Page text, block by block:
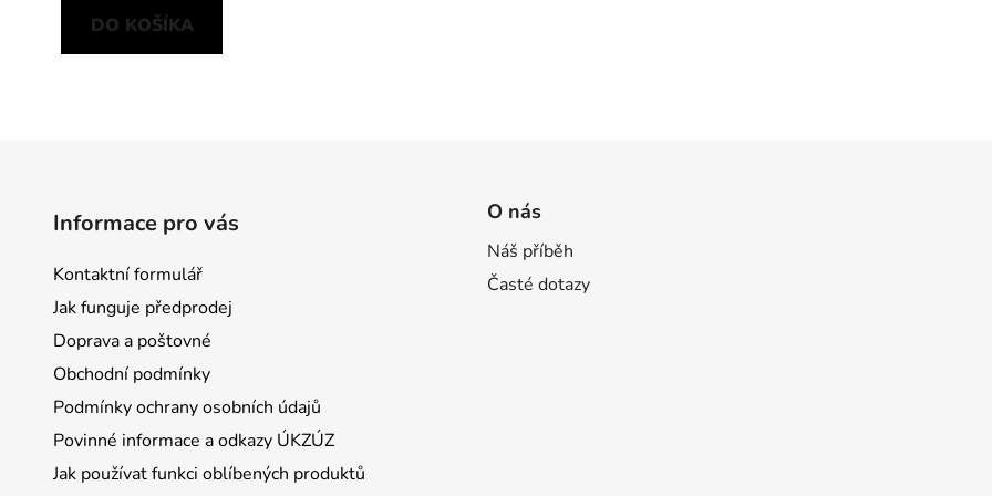
DO KOŠÍKA
Informace pro vás
Kontaktní formulář
Jak funguje předprodej
Doprava a poštovné
Obchodní podmínky
Podmínky ochrany osobních údajů
Povinné informace a odkazy ÚKZÚZ
Jak používat funkci oblíbených produktů
O nás
Náš příběh
Časté dotazy